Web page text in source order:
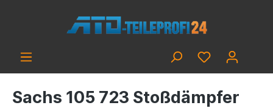
Sachs 105 723 Stoßdämpfer